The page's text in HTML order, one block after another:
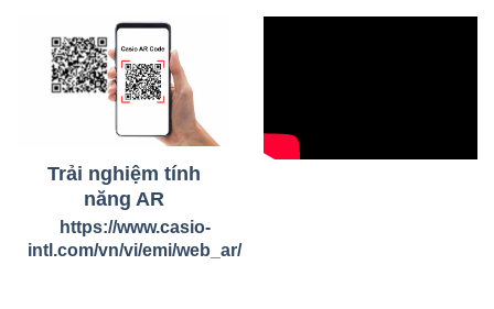
Trải nghiệm tính
năng AR
https://www.casio-
intl.com/vn/vi/emi/web_ar/